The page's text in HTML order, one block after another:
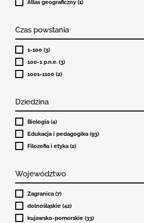
Atlas geograficzny (1)
Czas powstania
1-100 (3)
100-1 p.n.e. (3)
1001-1100 (2)
Dziedzina
Biologia (4)
Edukacja i pedagogika (93)
Filozofia i etyka (2)
Województwo
Zagranica (7)
dolnośląskie (42)
kujawsko-pomorskie (33)